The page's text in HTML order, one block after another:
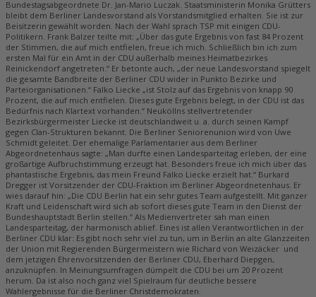
Bundestagsabgeordnete Dr. Jan-Mario Luczak. Staatsministerin Monika Grütters
bleibt dem Berliner Landesvorstand als Vorstandsmitglied erhalten. Sie ist zur
Beisitzerin gewählt worden. Nach der Wahl sprach TSP mit einigen CDU-
Politikern. Frank Balzer teilte mit: „Über das gute Ergebnis von fast 84 Prozent
der Stimmen, die auf mich entfielen, freue ich mich. Schließlich bin ich zum
ersten Mal für ein Amt in der CDU außerhalb meines Heimatbezirkes
Reinickendorf angetreten.“ Er betonte auch, „der neue Landesvorstand spiegelt
die gesamte Bandbreite der Berliner CDU wider in Punkto Bezirke und
Parteiorganisationen.“ Falko Liecke „ist Stolz auf das Ergebnis von knapp 90
Prozent, die auf mich entfielen. Dieses gute Ergebnis belegt, in der CDU ist das
Bedürfnis nach Klartext vorhanden.“ Neuköllns stellvertretender
Bezirksbürgermeister Liecke ist deutschlandweit u. a. durch seinen Kampf
gegen Clan-Strukturen bekannt. Die Berliner Seniorenunion wird von Uwe
Schmidt geleitet. Der ehemalige Parlamentarier aus dem Berliner
Abgeordnetenhaus sagte: „Man durfte einen Landesparteitag erleben, der eine
großartige Aufbruchstimmung erzeugt hat. Besonders freue ich mich über das
phantastische Ergebnis, das mein Freund Falko Liecke erzielt hat.“ Burkard
Dregger ist Vorsitzender der CDU-Fraktion im Berliner Abgeordnetenhaus. Er
wies darauf hin: „Die CDU Berlin hat ein sehr gutes Team aufgestellt. Mit ganzer
Kraft und Leidenschaft wird sich ab sofort dieses gute Team in den Dienst der
Bundeshauptstadt Berlin stellen.“ Als Medienvertreter sah man einen
Landesparteitag, der harmonisch ablief. Eines ist allen Verantwortlichen in der
Berliner CDU klar: Es gibt noch sehr viel zu tun, um in Berlin an alte Glanzzeiten
der Union mit Regierenden Bürgermeistern wie Richard von Weizäcker und
dem jetzigen Ehrenvorsitzenden der Berliner CDU, Eberhard Diepgen,
anzuknüpfen. In Meinungsumfragen dümpelt die CDU bei um 20 Prozent
herum. Da ist also noch ganz viel Spielraum für deutliche bessere
Wahlergebnisse für die Berliner Christdemokraten.